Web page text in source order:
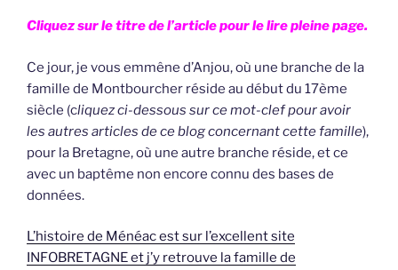
Cliquez sur le titre de l’article pour le lire pleine page.
Ce jour, je vous emmêne d’Anjou, où une branche de la
famille de Montbourcher réside au début du 17ème
siècle (cliquez ci-dessous sur ce mot-clef pour avoir
les autres articles de ce blog concernant cette famille),
pour la Bretagne, où une autre branche réside, et ce
avec un baptême non encore connu des bases de
données.
L’histoire de Ménéac est sur l’excellent site
INFOBRETAGNE et j’y retrouve la famille de